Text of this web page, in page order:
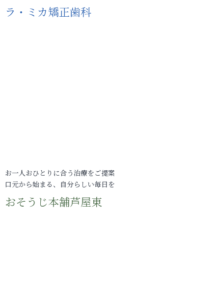
ラ・ミカ矯正歯科
お一人おひとりに合う治療をご提案
口元から始まる、自分らしい毎日を
おそうじ本舗芦屋東